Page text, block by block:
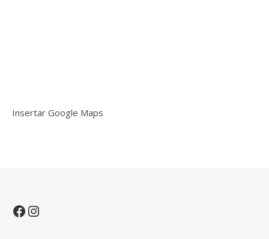
Insertar Google Maps
Facebook
Instagram